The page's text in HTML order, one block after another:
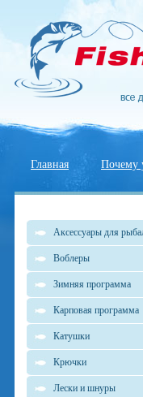
Главная Почему
Аксессуары для
Воблеры
Зимняя программа
Карповая программа
Катушки
Крючки
Лески и шнуры